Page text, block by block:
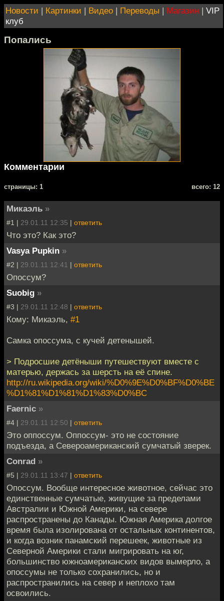
Новости | Картинки | Видео | Переводы | Магазин | VIP
клуб
Попались
Комментарии
cтраницы: 1 всего: 12
Микаэль »
#1 | 29.01.11 12:35 | ответить
Что это? Как это?
Vasya Pupkin »
#2 | 29.01.11 12:41 | ответить
Опоссум?
Suobig »
#3 | 29.01.11 12:48 | ответить
Кому: Микаэль, #1
Самка опоссума, с кучей детенышей.
> Подросшие детёныши путешествуют вместе с
матерью, держась за шерсть на её спине.
http://ru.wikipedia.org/wiki/%D0%9E%D0%BF%D0%BE
%D1%81%D1%81%D1%83%D0%BC
Faernic »
#4 | 29.01.11 12:50 | ответить
Это оппоссум. Оппоссум- это не состояние
подъезда, а Североамериканский сумчатый зверек.
Conrad »
#5 | 29.01.11 13:47 | ответить
Опоссум. Вообще интересное животное, сейчас это
единственные сумчатые, живущие за пределами
Австралии и Южной Америки, на севере
распространены до Канады. Южная Америка долгое
время была изолирована от остальных континентов,
и когда возник панамский перешеек, животные из
Северной Америки стали мигрировать на юг,
большинство южноамериканских видов вымерло, а
опоссумы не только сохранились, но и
распространились на север и неплохо там
освоились.